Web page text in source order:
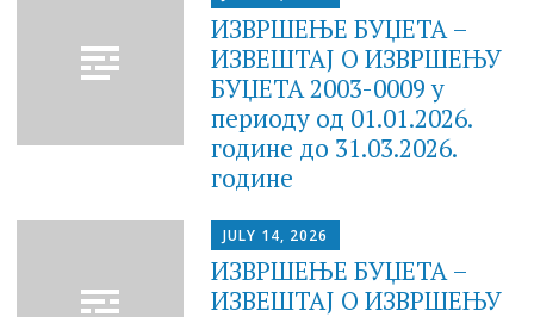
ИЗВРШЕЊЕ БУЏЕТА –
ИЗВЕШТАЈ O ИЗВРШЕЊУ
БУЏЕТА 2003-0009 у
периоду од 01.01.2026.
године до 31.03.2026.
године
JULY 14, 2026
ИЗВРШЕЊЕ БУЏЕТА –
ИЗВЕШТАЈ O ИЗВРШЕЊУ